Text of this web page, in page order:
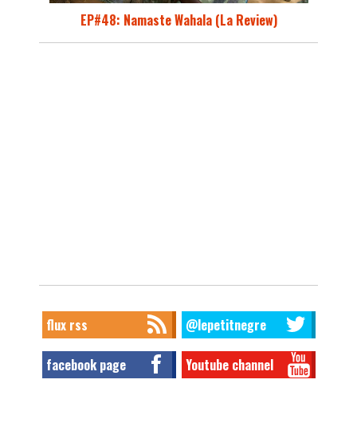
EP#48: Namaste Wahala (La Review)
flux rss @lepetitnegre
facebook page Youtube channel